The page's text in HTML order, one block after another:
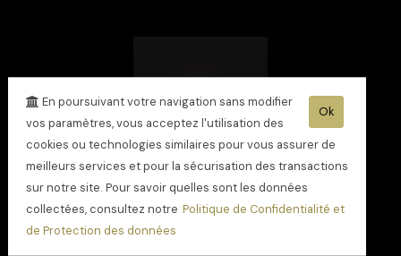
Ok
En poursuivant votre navigation sans modifier
vos paramètres, vous acceptez l'utilisation des
cookies ou technologies similaires pour vous assurer de
meilleurs services et pour la sécurisation des transactions
sur notre site. Pour savoir quelles sont les données
collectées, consultez notre Politique de Confidentialité et
de Protection des données